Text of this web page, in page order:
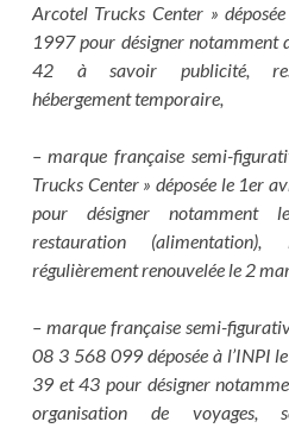
Arcotel Trucks Center »
1997 pour désigner notamment
42 à savoir publicité,
hébergement temporaire,
– marque française semi-
Trucks Center » déposée le 1er
pour désigner notamment
restauration (alimentation),
régulièrement renouvelée le 2
– marque française semi-
08 3 568 099 déposée à l’INPI
39 et 43 pour désigner
organisation de voyages,